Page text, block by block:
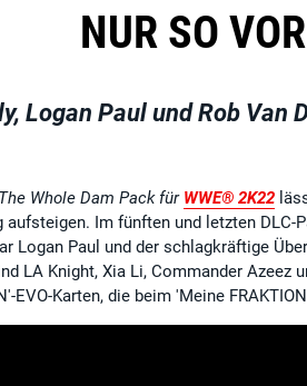
NUR SO
Logan Paul und Rob Van
The Whole Dam Pack für WWE® 2K22
Im fünften und letzten DLC-
Logan Paul und der schlagkräftige
LA Knight, Xia Li, Commander Azeez
EVO-Karten, die beim 'Meine